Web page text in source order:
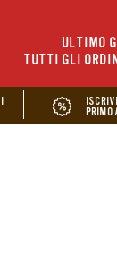
ULTIMO
TUTTI GLI
PRIMO